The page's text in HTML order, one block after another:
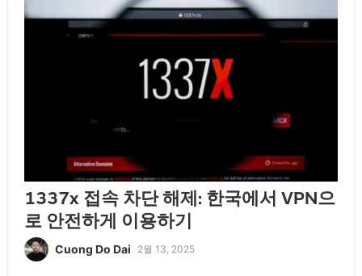
1337x 접속 차단 해제: 한국에서 VPN으
로 안전하게 이용하기
Cuong Do Dai 2월 13, 2025